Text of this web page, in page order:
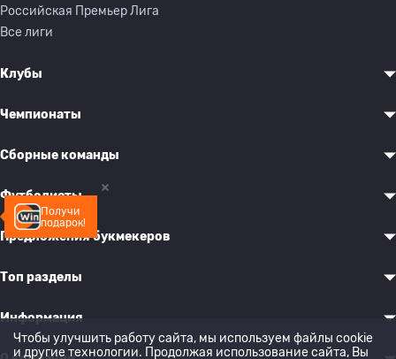
Получи
подарок!
Российская Премьер Лига
Все лиги
Клубы
Чемпионаты
Сборные команды
Футболисты
Предложения букмекеров
Топ разделы
Информация
Чтобы улучшить работу сайта, мы используем файлы cookie
и другие технологии. Продолжая использование сайта, Вы